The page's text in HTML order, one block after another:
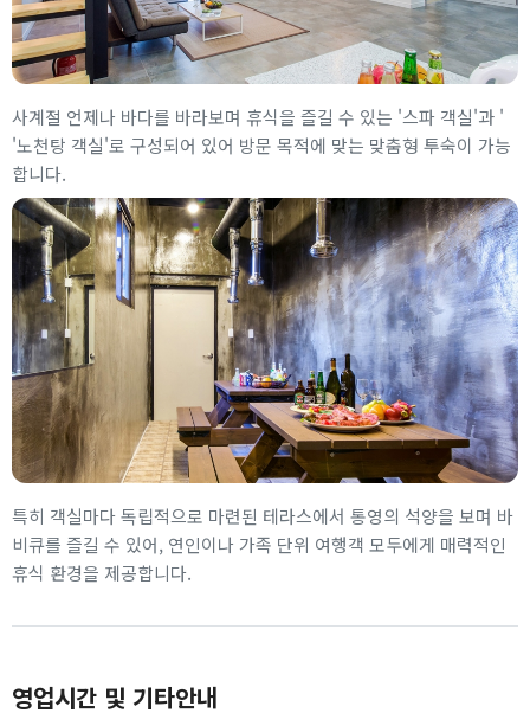
사계절 언제나 바다를 바라보며 휴식을 즐길 수 있는 '스파 객실'과 '
'노천탕 객실'로 구성되어 있어 방문 목적에 맞는 맞춤형 투숙이 가능
합니다.
특히 객실마다 독립적으로 마련된 테라스에서 통영의 석양을 보며 바
비큐를 즐길 수 있어, 연인이나 가족 단위 여행객 모두에게 매력적인
휴식 환경을 제공합니다.
영업시간 및 기타안내